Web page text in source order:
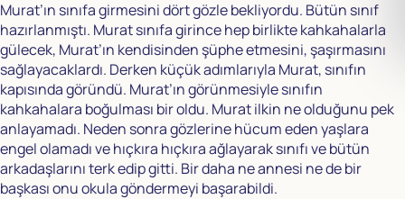
Murat’ın sınıfa girmesini dört gözle bekliyordu. Bütün sınıf
hazırlanmıştı. Murat sınıfa girince hep birlikte kahkahalarla
gülecek, Murat’ın kendisinden şüphe etmesini, şaşırmasını
sağlayacaklardı. Derken küçük adımlarıyla Murat, sınıfın
kapısında göründü. Murat’ın görünmesiyle sınıfın
kahkahalara boğulması bir oldu. Murat ilkin ne olduğunu pek
anlayamadı. Neden sonra gözlerine hücum eden yaşlara
engel olamadı ve hıçkıra hıçkıra ağlayarak sınıfı ve bütün
arkadaşlarını terk edip gitti. Bir daha ne annesi ne de bir
başkası onu okula göndermeyi başarabildi.